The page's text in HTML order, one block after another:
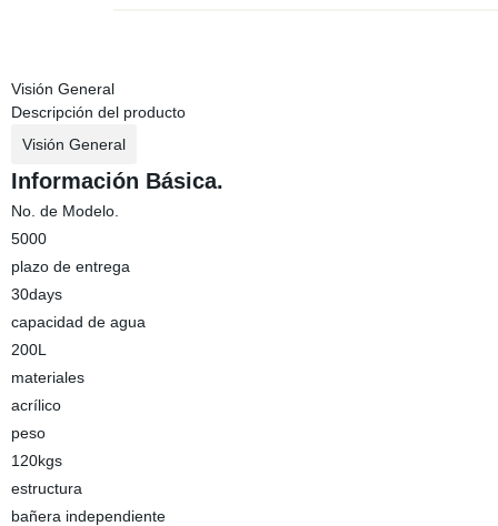
Visión General
Descripción del producto
Visión General
Información Básica.
No. de Modelo.
5000
plazo de entrega
30days
capacidad de agua
200L
materiales
acrílico
peso
120kgs
estructura
bañera independiente